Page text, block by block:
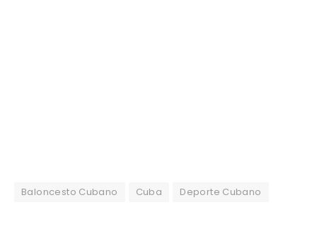
Baloncesto Cubano Cuba Deporte Cubano